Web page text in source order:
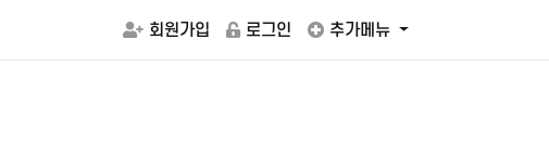
회원가입 로그인 추가메뉴